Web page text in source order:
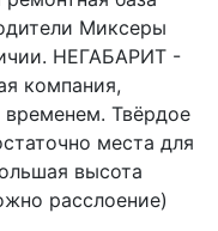
Миксеры
НЕГАБАРИТ -
компания,
временем. Твёрдое
места для
высота
расслоение)